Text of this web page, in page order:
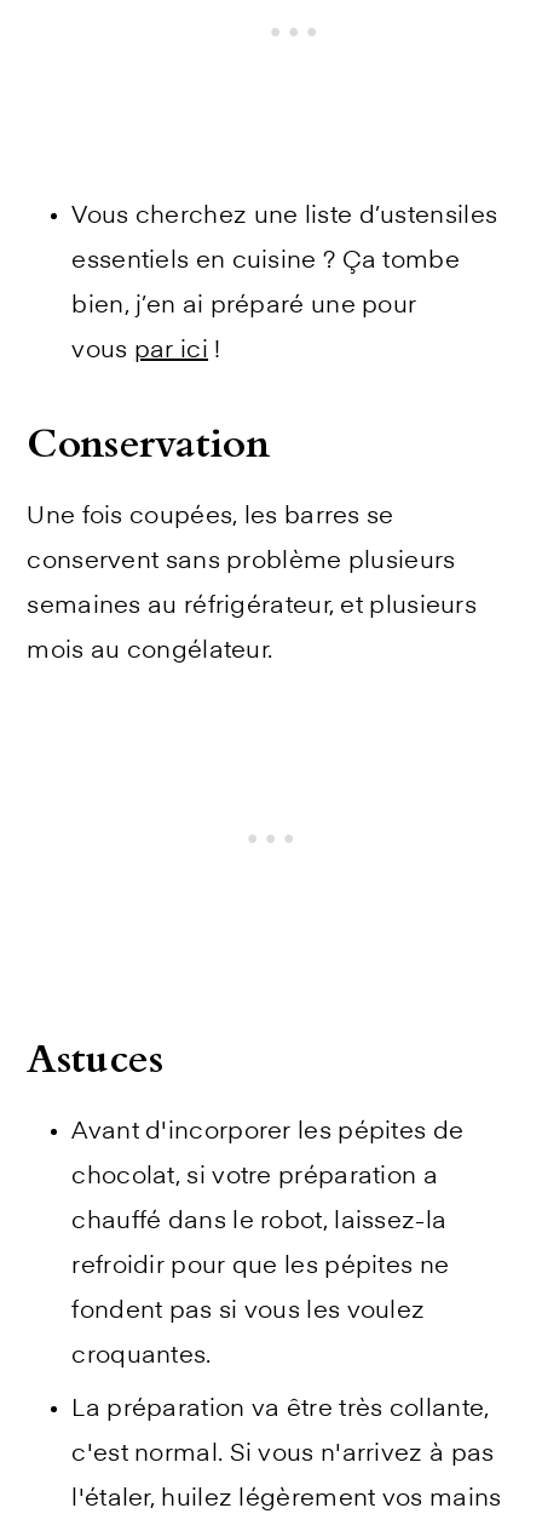
Vous cherchez une liste d’ustensiles
essentiels en cuisine ? Ça tombe
bien, j’en ai préparé une pour
vous par ici !
Conservation
Une fois coupées, les barres se
conservent sans problème plusieurs
semaines au réfrigérateur, et plusieurs
mois au congélateur.
Astuces
Avant d'incorporer les pépites de
chocolat, si votre préparation a
chauffé dans le robot, laissez-la
refroidir pour que les pépites ne
fondent pas si vous les voulez
croquantes.
La préparation va être très collante,
c'est normal. Si vous n'arrivez à pas
l'étaler, huilez légèrement vos mains